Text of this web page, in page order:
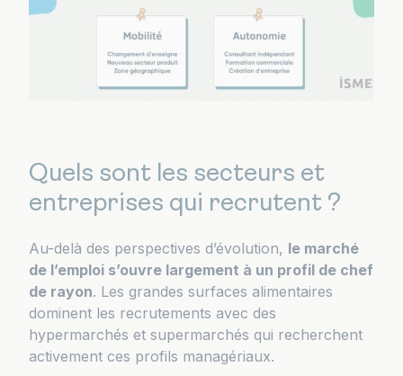
Quels sont les secteurs et
entreprises qui recrutent ?
Au-delà des perspectives d’évolution, le marché
de l’emploi s’ouvre largement à un profil de chef
de rayon. Les grandes surfaces alimentaires
dominent les recrutements avec des
hypermarchés et supermarchés qui recherchent
activement ces profils managériaux.